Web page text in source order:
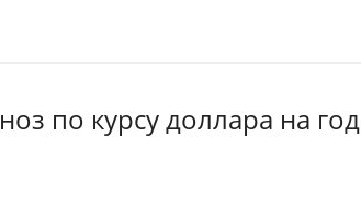
по курсу доллара на год